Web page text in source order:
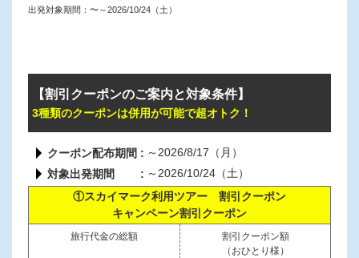
出発対象期間： 〜～2026/10/24（土）
【割引クーポンのご案内と対象条件】
3種類のクーポンは併用が可能で超オトク！
クーポン配布期間
～2026/8/17（月）
対象出発期間
～2026/10/24（土）
①スカイマーク利用ツアー 割引クーポン
キャンペーン割引クーポン
旅行代金の総額
割引クーポン額
（おひとり様）